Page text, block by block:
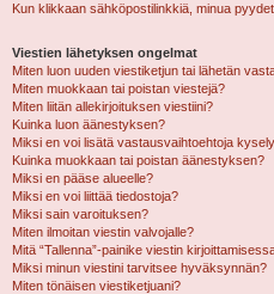
Kun klikkaan sähköpostilinkkiä, minua
Viestien lähetyksen ongelmat
Miten luon uuden viestiketjun tai lähetän
Miten muokkaan tai poistan viestejä?
Miten liitän allekirjoituksen viestiini?
Kuinka luon äänestyksen?
Miksi en voi lisätä vastausvaihtoehtoja
Kuinka muokkaan tai poistan äänestyksen?
Miksi en pääse alueelle?
Miksi en voi liittää tiedostoja?
Miksi sain varoituksen?
Miten ilmoitan viestin valvojalle?
Mitä “Tallenna”-painike viestin
Miksi minun viestini tarvitsee hyväksynnän?
Miten tönäisen viestiketjuani?